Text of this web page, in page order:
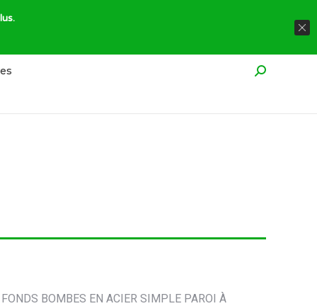
Recherche
BOMBES EN ACIER SIMPLE PAROI À